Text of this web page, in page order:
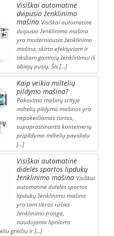
Visiškai automatinė
dvipusio ženklinimo
mašina Visiškai automatinė
dvipusio ženklinimo mašina
yra moderniausia ženklinimo
mašina, skirta efektyviam ir
tiksliam gaminių ženklinimui iš
abiejų pusių. Šis […]
Kaip veikia miltelių
pildymo mašina?
Pakavimo mašinų srityje
miltelių pildymo mašinos yra
nepakeičiamas turtas,
supaprastinantis konteinerių
pripildymo miltelių pavidalu
[…]
Visiškai automatinė
didelės spartos lipdukų
ženklinimo mašina Visiškai
automatinė didelės spartos
lipdukų ženklinimo mašina
yra tam tikros rūšies
ženklinimo įranga,
naudojama lipnioms
greičiu ir […]